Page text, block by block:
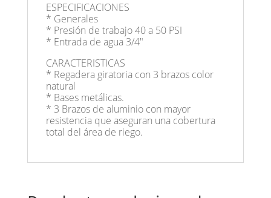
ESPECIFICACIONES
* Generales
* Presión de trabajo 40 a 50 PSI
* Entrada de agua 3/4"
CARACTERISTICAS
* Regadera giratoria con 3 brazos color
natural
* Bases metálicas.
* 3 Brazos de aluminio con mayor
resistencia que aseguran una cobertura
total del área de riego.